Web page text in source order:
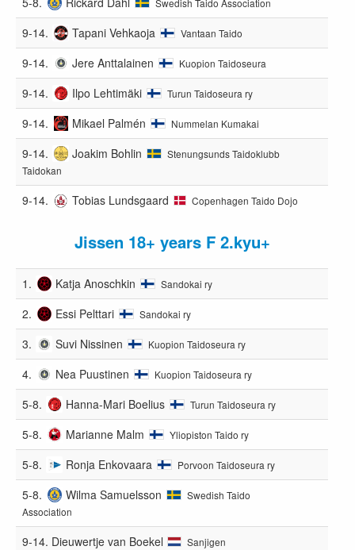
9-14. Tapani Vehkaoja Vantaan Taido
9-14. Jere Anttalainen Kuopion Taidoseura
9-14. Ilpo Lehtimäki Turun Taidoseura ry
9-14. Mikael Palmén Nummelan Kumakai
9-14. Joakim Bohlin
Stenungsunds Taidoklubb
Taidokan
9-14. Tobias Lundsgaard Copenhagen Taido Dojo
Jissen 18+ years F 2.kyu+
1. Katja Anoschkin Sandokai ry
2. Essi Pelttari Sandokai ry
3. Suvi Nissinen Kuopion Taidoseura ry
4. Nea Puustinen Kuopion Taidoseura ry
5-8. Hanna-Mari Boelius Turun Taidoseura ry
5-8. Marianne Malm Yliopiston Taido ry
5-8. Ronja Enkovaara Porvoon Taidoseura ry
5-8. Wilma Samuelsson
Swedish Taido
Association
9-14. Dieuwertje van Boekel Sanjigen